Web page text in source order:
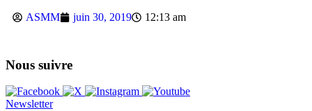
ASMM juin 30, 2019 12:13 am
Nous suivre
Newsletter